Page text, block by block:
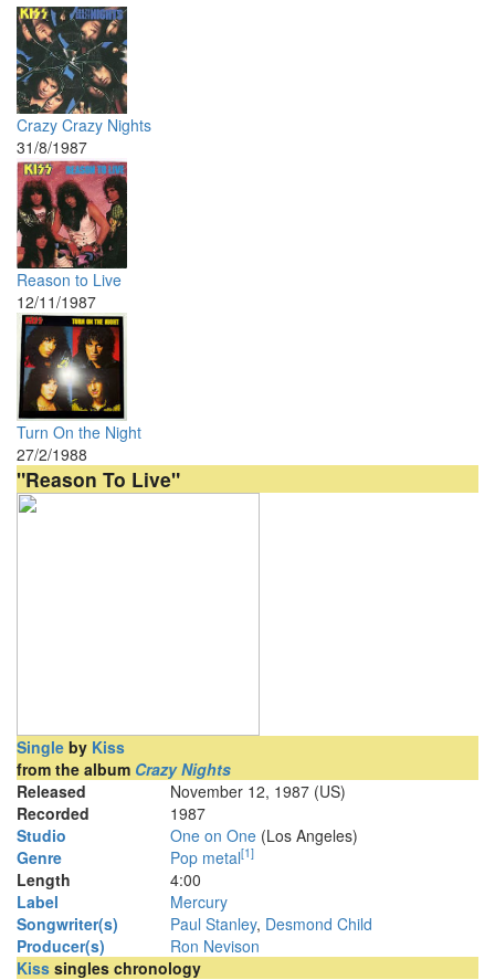
Crazy Crazy Nights
31/8/1987
Reason to Live
12/11/1987
Turn On the Night
27/2/1988
"Reason To Live"
Single by Kiss
from the album Crazy Nights
Released
November 12, 1987 (US)
Recorded
1987
Studio
One on One (Los Angeles)
Genre
Pop metal[1]
Length 4:00
Label
Mercury
Songwriter(s)
Paul Stanley, Desmond Child
Producer(s)
Ron Nevison
Kiss singles chronology